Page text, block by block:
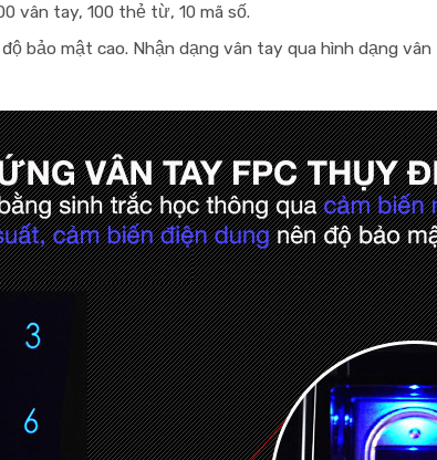
vân tay, 100 thẻ từ, 10 mã số.
bảo mật cao. Nhận dạng vân tay qua hình dạng